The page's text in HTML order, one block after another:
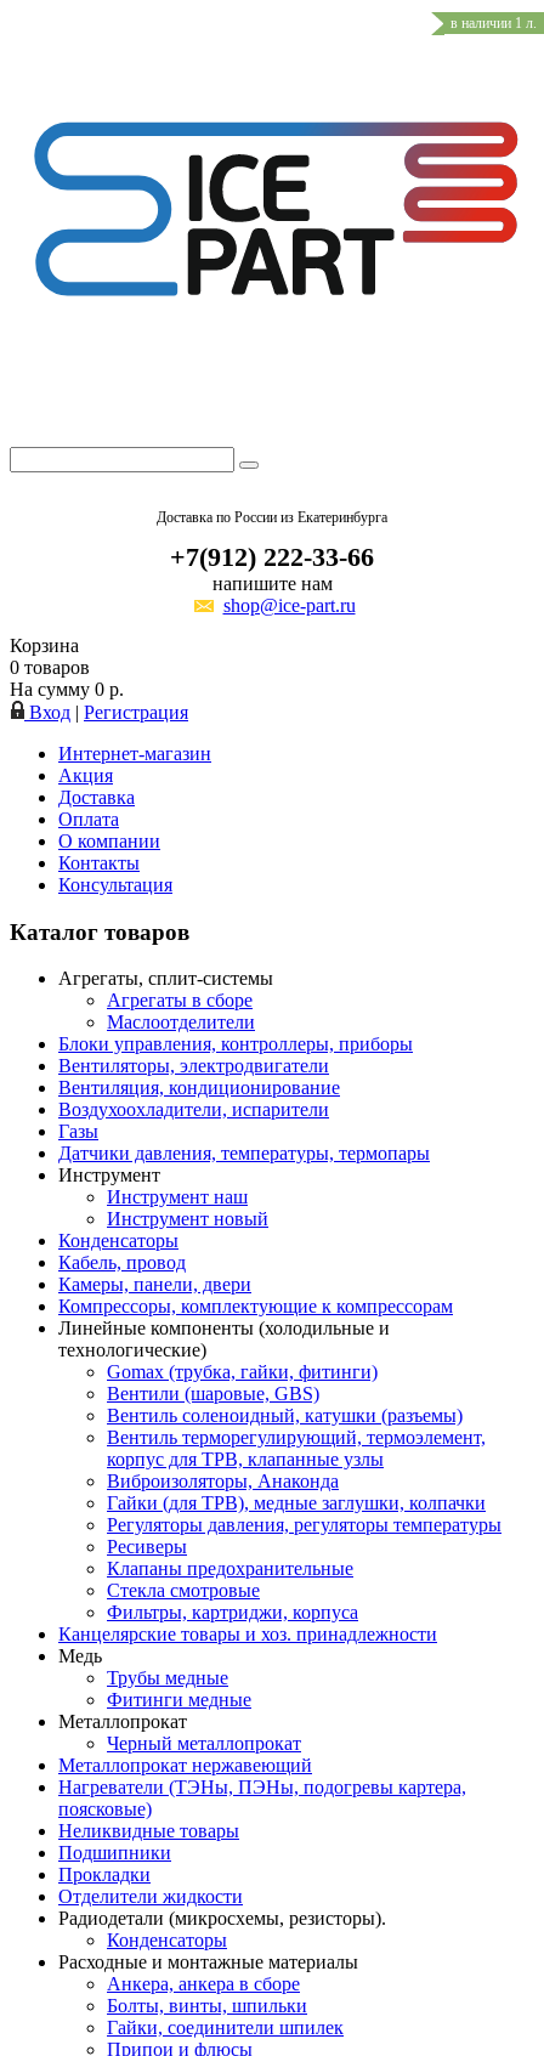
Доставка по России из Екатеринбурга
+7(912) 222-33-66
напишите нам
shop@ice-part.ru
Корзина
0 товаров
На сумму 0 р.
Вход | Регистрация
Интернет-магазин
Акция
Доставка
Оплата
О компании
Контакты
Консультация
Каталог товаров
Агрегаты, сплит-системы
Агрегаты в сборе
Маслоотделители
Блоки управления, контроллеры, приборы
Вентиляторы, электродвигатели
Вентиляция, кондиционирование
Воздухоохладители, испарители
Газы
Датчики давления, температуры, термопары
Инструмент
Инструмент наш
Инструмент новый
Конденсаторы
Кабель, провод
Камеры, панели, двери
Компрессоры, комплектующие к компрессорам
Линейные компоненты (холодильные и
технологические)
Gomax (трубка, гайки, фитинги)
Вентили (шаровые, GBS)
Вентиль соленоидный, катушки (разъемы)
Вентиль терморегулирующий, термоэлемент,
корпус для ТРВ, клапанные узлы
Виброизоляторы, Анаконда
Гайки (для ТРВ), медные заглушки, колпачки
Регуляторы давления, регуляторы температуры
Ресиверы
Клапаны предохранительные
Стекла смотровые
Фильтры, картриджи, корпуса
Канцелярские товары и хоз. принадлежности
Медь
Трубы медные
Фитинги медные
Металлопрокат
Черный металлопрокат
Металлопрокат нержавеющий
Нагреватели (ТЭНы, ПЭНы, подогревы картера,
поясковые)
Неликвидные товары
Подшипники
Прокладки
Отделители жидкости
Радиодетали (микросхемы, резисторы).
Конденсаторы
Расходные и монтажные материалы
Анкера, анкера в сборе
Болты, винты, шпильки
Гайки, соединители шпилек
Припои и флюсы
в наличии 1 л.